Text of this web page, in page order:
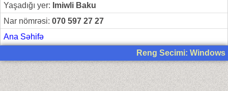
Yaşadığı yer: Imiwli Baku
Nar nömrəsi: 070 597 27 27
Ana Səhifə
Reng Secimi: Windows